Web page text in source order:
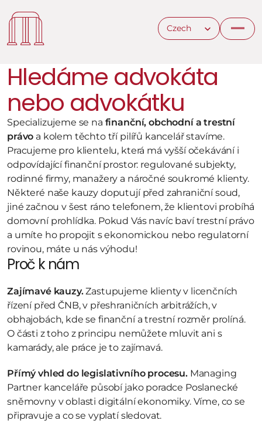
Select Language
Czech
Hledáme advokáta
nebo advokátku
Specializujeme se na finanční, obchodní a trestní
právo a kolem těchto tří pilířů kancelář stavíme.
Pracujeme pro klientelu, která má vyšší očekávání i
odpovídající finanční prostor: regulované subjekty,
rodinné firmy, manažery a náročné soukromé klienty.
Některé naše kauzy doputují před zahraniční soud,
jiné začnou v šest ráno telefonem, že klientovi probíhá
domovní prohlídka. Pokud Vás navíc baví trestní právo
a umíte ho propojit s ekonomickou nebo regulatorní
rovinou, máte u nás výhodu!
Proč k nám
Zajímavé kauzy. Zastupujeme klienty v licenčních
řízení před ČNB, v přeshraničních arbitrážích, v
obhajobách, kde se finanční a trestní rozměr prolíná.
O části z toho z principu nemůžete mluvit ani s
kamarády, ale práce je to zajímavá.
Přímý vhled do legislativního procesu. Managing
Partner kanceláře působí jako poradce Poslanecké
sněmovny v oblasti digitální ekonomiky. Víme, co se
připravuje a co se vyplatí sledovat.